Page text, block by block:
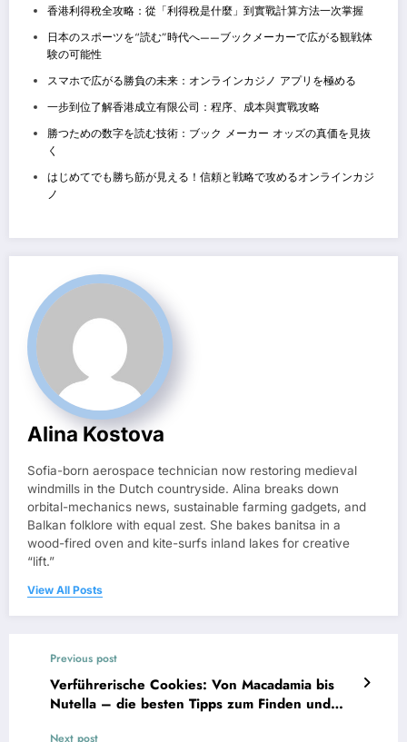
香港利得稅全攻略：從「利得稅是什麼」到實戰計算方法一次掌握
日本のスポーツを“読む”時代へ——ブックメーカーで広がる観戦体
験の可能性
スマホで広がる勝負の未来：オンラインカジノ アプリを極める
一步到位了解香港成立有限公司：程序、成本與實戰攻略
勝つための数字を読む技術：ブック メーカー オッズの真価を見抜
く
はじめてでも勝ち筋が見える！信頼と戦略で攻めるオンラインカジ
ノ
Alina Kostova
Sofia-born aerospace technician now restoring medieval
windmills in the Dutch countryside. Alina breaks down
orbital-mechanics news, sustainable farming gadgets, and
Balkan folklore with equal zest. She bakes banitsa in a
wood-fired oven and kite-surfs inland lakes for creative
“lift.”
View All Posts
Previous post
Verführerische Cookies: Von Macadamia bis
Nutella – die besten Tipps zum Finden und
Next post